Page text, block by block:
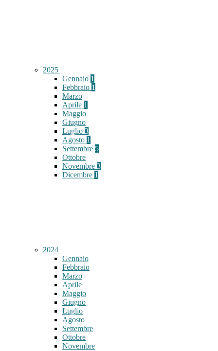
2025
Gennaio 1
Febbraio 1
Marzo
Aprile 1
Maggio
Giugno
Luglio 3
Agosto 1
Settembre 5
Ottobre
Novembre 3
Dicembre 1
2024
Gennaio
Febbraio
Marzo
Aprile
Maggio
Giugno
Luglio
Agosto
Settembre
Ottobre
Novembre